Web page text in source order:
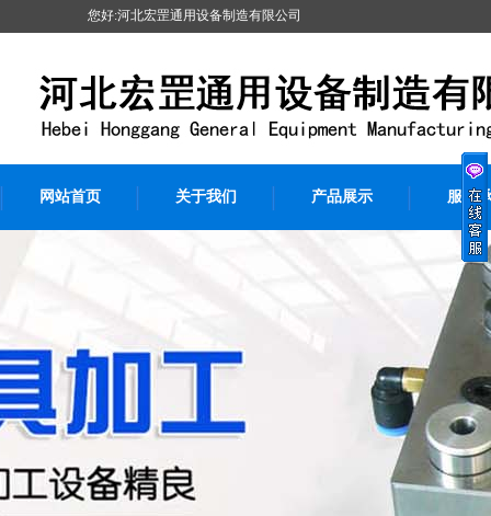
您好:河北宏罡通用设备制造有限公司
网站首页 关于我们 产品展示 服务